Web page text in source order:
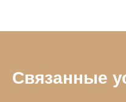
Связанные